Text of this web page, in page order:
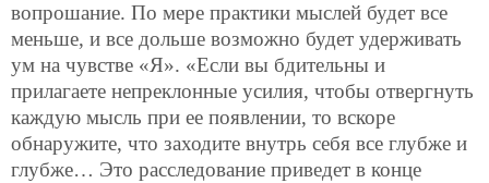
вопрошание. По мере практики мыслей будет все
меньше, и все дольше возможно будет удерживать
ум на чувстве «Я». «Если вы бдительны и
прилагаете непреклонные усилия, чтобы отвергнуть
каждую мысль при ее появлении, то вскоре
обнаружите, что заходите внутрь себя все глубже и
глубже… Это расследование приведет в конце